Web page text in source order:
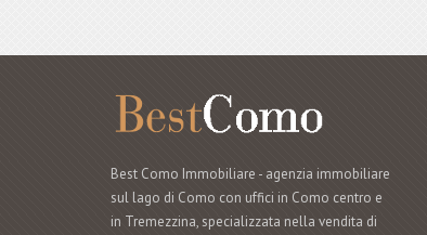
Best Como Immobiliare - agenzia immobiliare
sul lago di Como con uffici in Como centro e
in Tremezzina, specializzata nella vendita di